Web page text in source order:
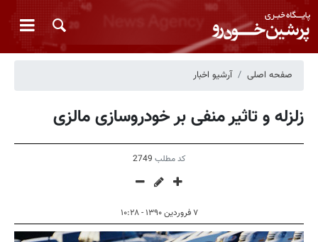
صفحه اصلی آرشیو اخبار
زلزله و تاثیر منفی بر خودروسازی مالزی
کد مطلب 2749
۷ فروردین ۱۳۹۰ - ۱۰:۲۸